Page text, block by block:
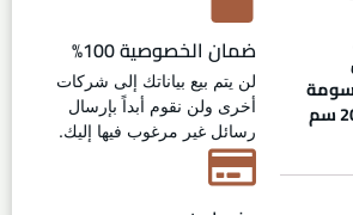
مقاسات 20 سم
ضمان الخصوصية 100%
لن يتم بيع بياناتك إلى شركات
أخرى ولن نقوم أبداً بإرسال
رسائل غير مرغوب فيها إليك.